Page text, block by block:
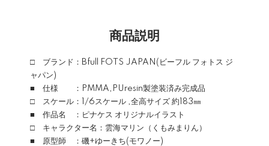
商品説明
□ ブランド：Bfull FOTS JAPAN(ビーフル フォトス ジ
ャパン)
■ 仕様 ：PMMA,PUresin製塗装済み完成品
□ スケール：1/6スケール ,全高サイズ 約183㎜
■ 作品名 ：ピナケス オリジナルイラスト
□ キャラクター名：雲海マリン（くもみまりん）
■ 原型師 ：磯+ゆーきち(モワノー)